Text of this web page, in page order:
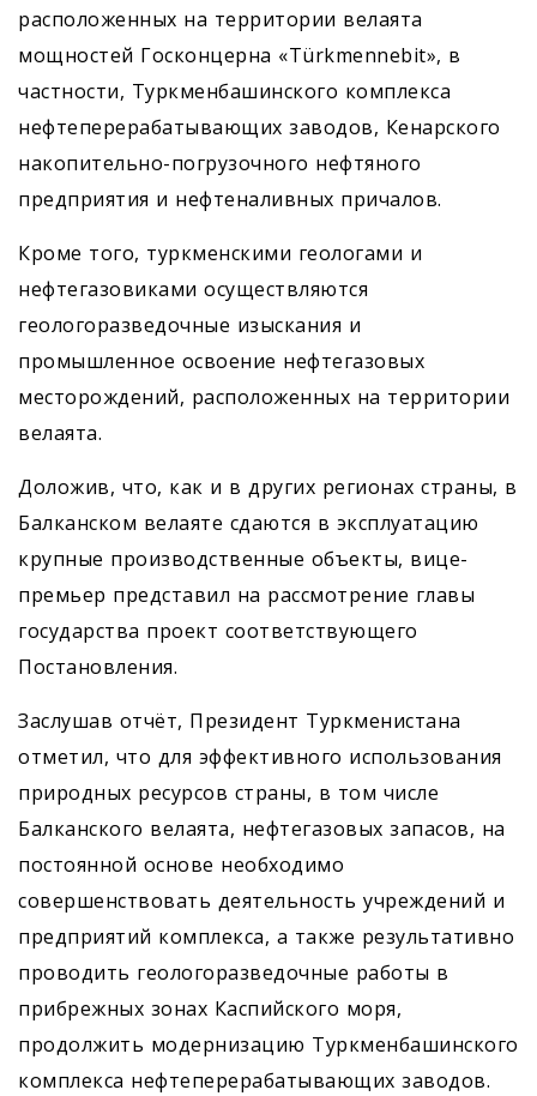
расположенных на территории велаята
мощностей Госконцерна «Türkmennebit», в
частности, Турк­менбашинского комплекса
нефтеперерабатывающих заводов, Кенарского
накопительно-погрузочного нефтяного
предприятия и нефтеналивных причалов.
Кроме того, туркменскими геологами и
нефтегазовиками осуществляются
геологоразведочные изыскания и
промышленное освоение нефтегазовых
месторождений, расположенных на территории
велаята.
Доложив, что, как и в других регионах страны, в
Балканском велаяте сдаются в эксплуатацию
крупные производственные объекты, вице-
премьер представил на рассмотрение главы
государства проект соответствующего
Постановления.
Заслушав отчёт, Президент Туркменистана
отметил, что для эффективного использования
природных ресурсов страны, в том числе
Балканского велаята, нефтегазовых запасов, на
постоянной основе необходимо
совершенствовать деятельность учреждений и
предприятий комплекса, а также результативно
проводить геологоразведочные работы в
прибрежных зонах Каспийского моря,
продолжить модернизацию Туркменбашинского
комплекса нефтеперерабатывающих заводов.